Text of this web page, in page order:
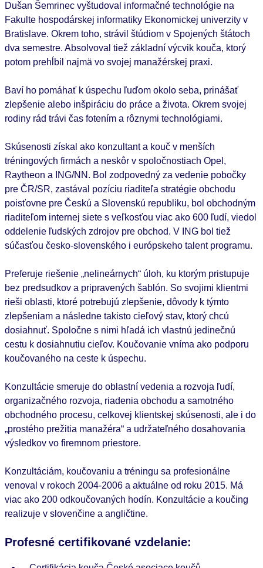
Dušan Šemrinec vyštudoval informačné technológie na
Fakulte hospodárskej informatiky Ekonomickej univerzity v
Bratislave. Okrem toho, strávil štúdiom v Spojených štátoch
dva semestre. Absolvoval tiež základní výcvik kouča, ktorý
potom prehĺbil najmä vo svojej manažérskej praxi.
Baví ho pomáhať k úspechu ľuďom okolo seba, prinášať
zlepšenie alebo inšpiráciu do práce a života. Okrem svojej
rodiny rád trávi čas fotením a rôznymi technológiami.
Skúsenosti získal ako konzultant a kouč v menších
tréningových firmách a neskôr v spoločnostiach Opel,
Raytheon a ING/NN. Bol zodpovedný za vedenie pobočky
pre ČR/SR, zastával pozíciu riaditeľa stratégie obchodu
poisťovne pre Českú a Slovenskú republiku, bol obchodným
riaditeľom internej siete s veľkosťou viac ako 600 ľudí, viedol
oddelenie ľudských zdrojov pre obchod. V ING bol tiež
súčasťou česko-slovenského i európskeho talent programu.
Preferuje riešenie „nelineárnych“ úloh, ku ktorým pristupuje
bez predsudkov a pripravených šablón. So svojimi klientmi
rieši oblasti, ktoré potrebujú zlepšenie, dôvody k týmto
zlepšeniam a následne takisto cieľový stav, ktorý chcú
dosiahnuť. Spoločne s nimi hľadá ich vlastnú jedinečnú
cestu k dosiahnutiu cieľov. Koučovanie vníma ako podporu
koučovaného na ceste k úspechu.
Konzultácie smeruje do oblastní vedenia a rozvoja ľudí,
organizačného rozvoja, riadenia obchodu a samotného
obchodného procesu, celkovej klientskej skúsenosti, ale i do
„prostého prežitia manažéra“ a udržateľného dosahovania
výsledkov vo firemnom priestore.
Konzultáciám, koučovaniu a tréningu sa profesionálne
venoval v rokoch 2004-2006 a aktuálne od roku 2015. Má
viac ako 200 odkoučovaných hodín. Konzultácie a koučing
realizuje v slovenčine a angličtine.
Profesné certifikované vzdelanie: